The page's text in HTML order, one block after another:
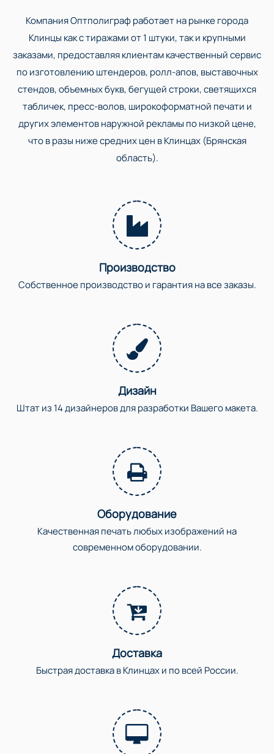
Компания Оптполиграф работает на рынке города
Клинцы как с тиражами от 1 штуки, так и крупными
заказами, предоставляя клиентам качественный сервис
по изготовлению штендеров, ролл-апов, выставочных
стендов, объемных букв, бегущей строки, светящихся
табличек, пресс-волов, широкоформатной печати и
других элементов наружной рекламы по низкой цене,
что в разы ниже средних цен в Клинцах (Брянская
область).
Производство
Собственное производство и гарантия на все заказы.
Дизайн
Штат из 14 дизайнеров для разработки Вашего макета.
Оборудование
Качественная печать любых изображений на
современном оборудовании.
Доставка
Быстрая доставка в Клинцах и по всей России.